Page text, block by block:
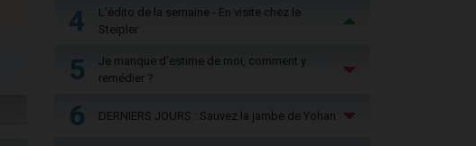
4
L'édito de la semaine - En visite chez le
Steipler
5
Je manque d'estime de moi, comment y
remédier ?
6 DERNIERS JOURS : Sauvez la jambe de Yohan